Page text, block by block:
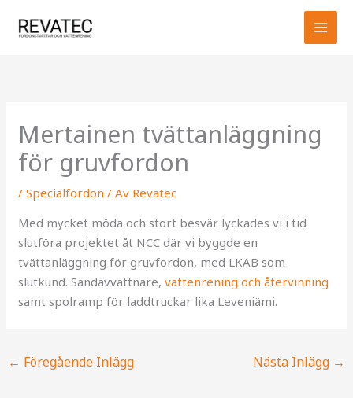
Mertainen tvättanläggning
för gruvfordon
/Specialfordon / Av Revatec
Med mycket möda och stort besvär lyckades vi i tid
slutföra projektet åt NCC där vi byggde en
tvättanläggning för gruvfordon, med LKAB som
slutkund. Sandavvattnare,vattenrening och återvinning
samt spolramp för laddtruckar lika Leveniämi.
← Föregående Inlägg Nästa Inlägg →